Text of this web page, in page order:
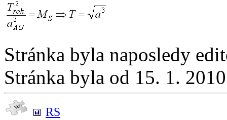
Stránka byla naposledy
Stránka byla od 15. 1.
RS